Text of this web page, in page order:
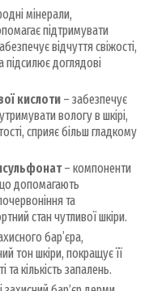
мінерали,
підтримувати
відчуття свіжості,
доглядові
кислоти – забезпечує
вологу в шкірі,
сприяє більш гладкому
– компоненти
допомагають
та
стан чутливої шкіри.
бар’єра,
тон шкіри, покращує її
кількість запалень.